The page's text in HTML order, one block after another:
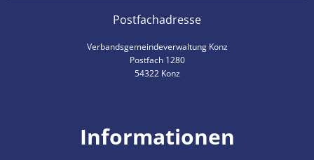
Postfachadresse
Verbandsgemeindeverwaltung Konz
Postfach 1280
54322 Konz
Informationen